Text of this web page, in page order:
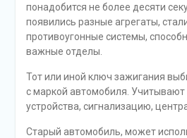
понадобится не более десяти
появились разные агрегаты,
противоугонные системы,
важные отделы.
Тот или иной ключ зажигания
с маркой автомобиля. Учитывают
устройства, сигнализацию,
Старый автомобиль, может